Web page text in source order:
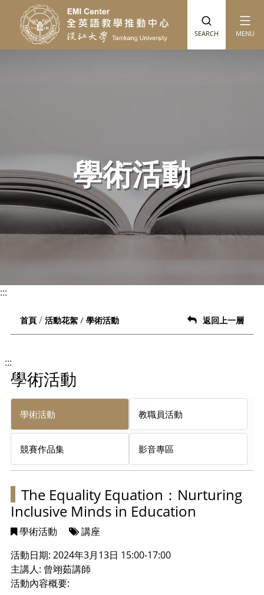
跳到主要內容
SEARCH MENU
學術活動
:::
首頁 活動花絮 學術活動 返回上一層
:::
學術活動
學術活動 教職員活動
競賽作品集 影音專區
The Equality Equation：Nurturing
Inclusive Minds in Education
學術活動
講座
活動日期: 2024年3月13日 15:00-17:00
主講人: 曾翊茹講師
活動內容概要: